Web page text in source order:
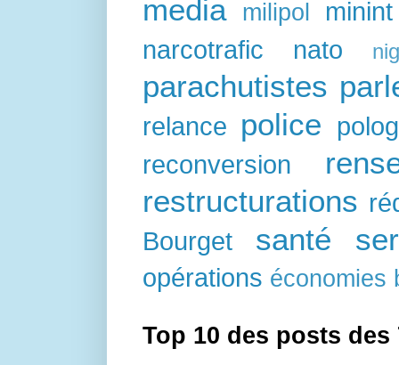
media milipol
minint
narcotrafic
nato
parachutistes
relance police
reconversion
restructurations
Bourget
santé
opérations économies
Top 10 des posts